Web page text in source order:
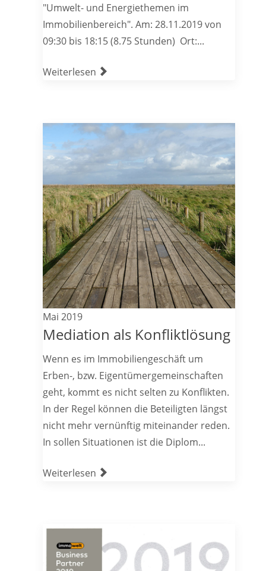
"Umwelt- und Energiethemen im
Immobilienbereich". Am: 28.11.2019 von
09:30 bis 18:15 (8.75 Stunden) Ort:...
Weiterlesen
Mai 2019
Mediation als Konfliktlösung
Wenn es im Immobiliengeschäft um
Erben-, bzw. Eigentümergemeinschaften
geht, kommt es nicht selten zu Konflikten.
In der Regel können die Beteiligten längst
nicht mehr vernünftig miteinander reden.
In sollen Situationen ist die Diplom...
Weiterlesen